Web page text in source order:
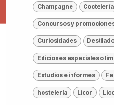
Champagne Coctelería
Concursos y
Curiosidades
Ediciones especiales o
Estudios e informes
hostelería Licor